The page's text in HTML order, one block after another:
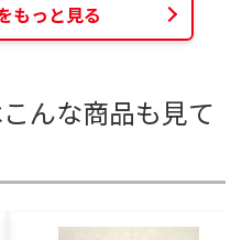
もっと見る
んな商品も見て